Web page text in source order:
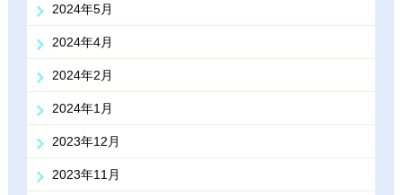
2024年5月
2024年4月
2024年2月
2024年1月
2023年12月
2023年11月